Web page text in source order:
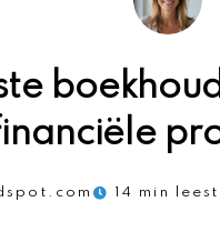
14 min